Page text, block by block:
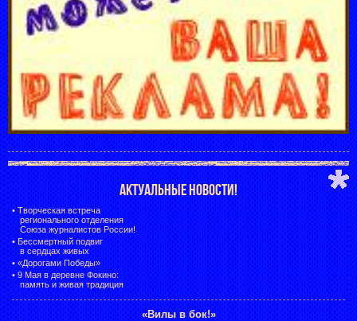
АКТУАЛЬНЫЕ НОВОСТИ!
• Творческая встреча
регионального отделения
Союза журналистов России!
• Бессмертный подвиг
в сердцах живых
• «Дорогами Победы»
• 9 Мая в деревне Фокино:
память и живая традиция
«Вилы в бок!»